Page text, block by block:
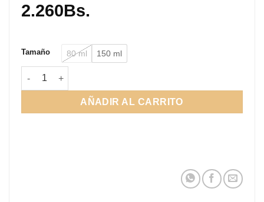
2.260Bs.
Tamaño 80 ml
150 ml
Good Girl cantidad
AÑADIR AL CARRITO